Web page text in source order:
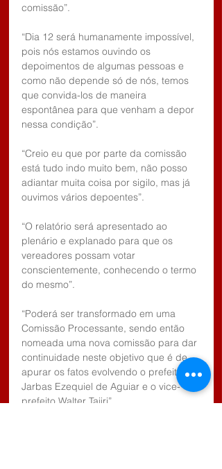
comissão”.
“Dia 12 será humanamente impossível,
pois nós estamos ouvindo os
depoimentos de algumas pessoas e
como não depende só de nós, temos
que convida-los de maneira
espontânea para que venham a depor
nessa condição”.
“Creio eu que por parte da comissão
está tudo indo muito bem, não posso
adiantar muita coisa por sigilo, mas já
ouvimos vários depoentes”.
“O relatório será apresentado ao
plenário e explanado para que os
vereadores possam votar
conscientemente, conhecendo o termo
do mesmo”.
“Poderá ser transformado em uma
Comissão Processante, sendo então
nomeada uma nova comissão para dar
continuidade neste objetivo que é de
apurar os fatos evolvendo o prefeito
Jarbas Ezequiel de Aguiar e o vice-
prefeito Walter Tajiri”.